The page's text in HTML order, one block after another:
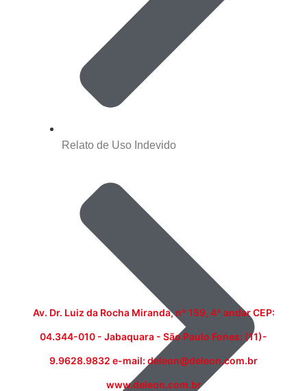
Relato de Uso Indevido
Av. Dr. Luiz da Rocha Miranda, nº 159, 4º andar CEP:
04.344-010 - Jabaquara - São Paulo Fones: (11)-
9.9628.9832 e-mail: deleon@deleon.com.br
www.deleon.com.br